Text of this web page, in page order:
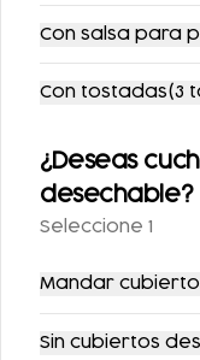
AGUA DE
Con salsa para
Con tostadas(3
¿Deseas
desechable?
Seleccione 1
Mandar
Sin cubiertos